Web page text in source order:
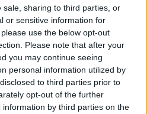
sale, sharing to third parties, or
or sensitive information for
use the below opt-out
Please note that after your
you may continue seeing
personal information utilized by
to third parties prior to
opt-out of the further
by third parties on the